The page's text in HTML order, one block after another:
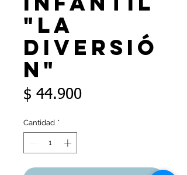
"la
diversió
n"
$ 44.900Precio
Cantidad *